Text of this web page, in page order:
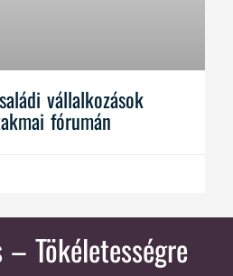
vállalkozások
fórumán
– Tökéletességre